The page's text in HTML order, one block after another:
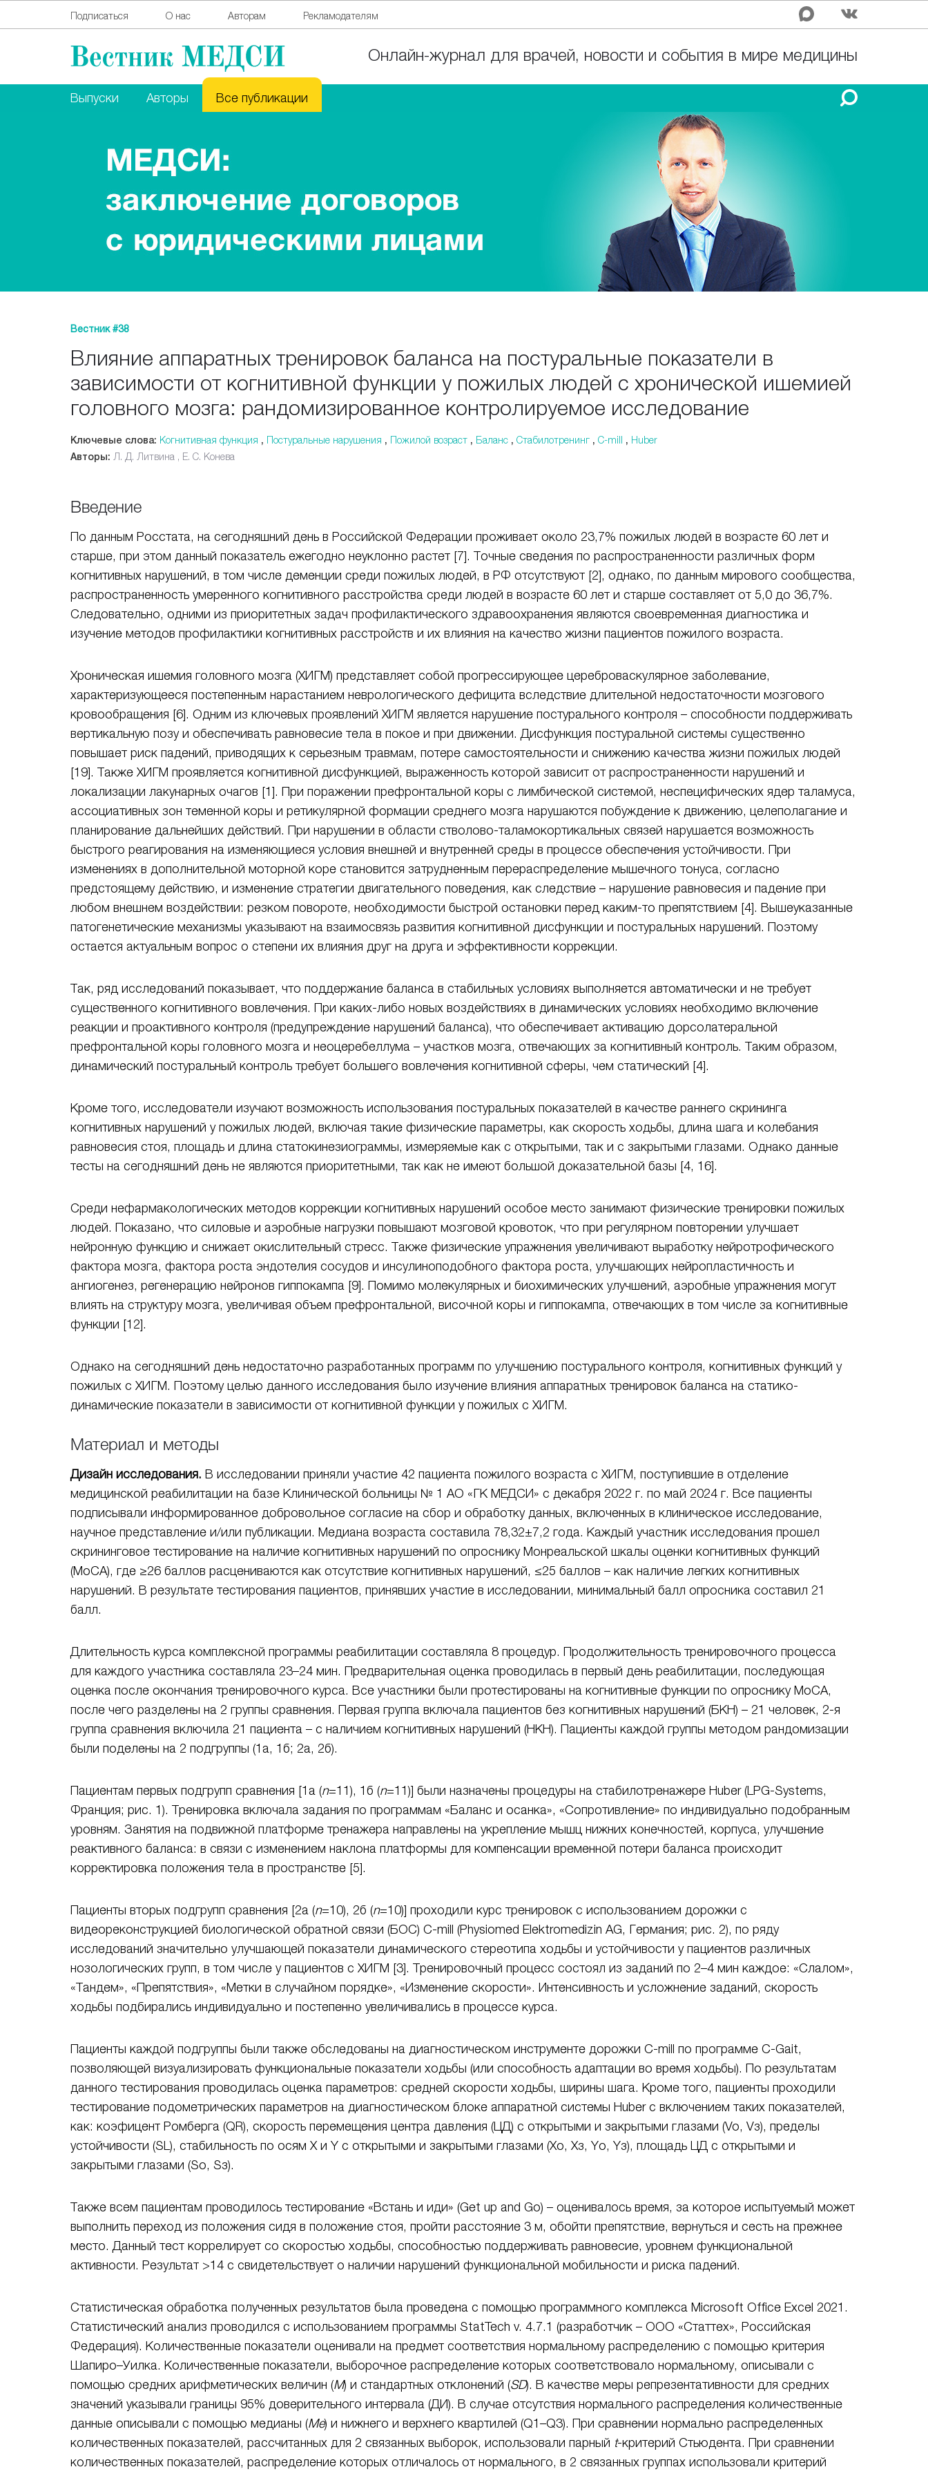
Подписаться О нас Авторам Рекламодателям
Онлайн-журнал для врачей, новости и события в мире медицины
Выпуски Авторы Все публикации
Вестник #38
Влияние аппаратных тренировок баланса на постуральные показатели в
зависимости от когнитивной функции у пожилых людей с хронической ишемией
головного мозга: рандомизированное контролируемое исследование
Ключевые слова: Когнитивная функция , Постуральные нарушения , Пожилой возраст , Баланс , Стабилотренинг , C-mill , Huber
Авторы: Л. Д. Литвина , Е. С. Конева
Введение
По данным Росстата, на сегодняшний день в Российской Федерации проживает около 23,7% пожилых людей в возрасте 60 лет и
старше, при этом данный показатель ежегодно неуклонно растет [7]. Точные сведения по распространенности различных форм
когнитивных нарушений, в том числе деменции среди пожилых людей, в РФ отсутствуют [2], однако, по данным мирового сообщества,
распространенность умеренного когнитивного расстройства среди людей в возрасте 60 лет и старше составляет от 5,0 до 36,7%.
Следовательно, одними из приоритетных задач профилактического здравоохранения являются своевременная диагностика и
изучение методов профилактики когнитивных расстройств и их влияния на качество жизни пациентов пожилого возраста.
Хроническая ишемия головного мозга (ХИГМ) представляет собой прогрессирующее цереброваскулярное заболевание,
характеризующееся постепенным нарастанием неврологического дефицита вследствие длительной недостаточности мозгового
кровообращения [6]. Одним из ключевых проявлений ХИГМ является нарушение постурального контроля – способности поддерживать
вертикальную позу и обеспечивать равновесие тела в покое и при движении. Дисфункция постуральной системы существенно
повышает риск падений, приводящих к серьезным травмам, потере самостоятельности и снижению качества жизни пожилых людей
[19]. Также ХИГМ проявляется когнитивной дисфункцией, выраженность которой зависит от распространенности нарушений и
локализации лакунарных очагов [1]. При поражении префронтальной коры с лимбической системой, неспецифических ядер таламуса,
ассоциативных зон теменной коры и ретикулярной формации среднего мозга нарушаются побуждение к движению, целеполагание и
планирование дальнейших действий. При нарушении в области стволово-таламокортикальных связей нарушается возможность
быстрого реагирования на изменяющиеся условия внешней и внутренней среды в процессе обеспечения устойчивости. При
изменениях в дополнительной моторной коре становится затрудненным перераспределение мышечного тонуса, согласно
предстоящему действию, и изменение стратегии двигательного поведения, как следствие – нарушение равновесия и падение при
любом внешнем воздействии: резком повороте, необходимости быстрой остановки перед каким-то препятствием [4]. Вышеуказанные
патогенетические механизмы указывают на взаимосвязь развития когнитивной дисфункции и постуральных нарушений. Поэтому
остается актуальным вопрос о степени их влияния друг на друга и эффективности коррекции.
Так, ряд исследований показывает, что поддержание баланса в стабильных условиях выполняется автоматически и не требует
существенного когнитивного вовлечения. При каких-либо новых воздействиях в динамических условиях необходимо включение
реакции и проактивного контроля (предупреждение нарушений баланса), что обеспечивает активацию дорсолатеральной
префронтальной коры головного мозга и неоцеребеллума – участков мозга, отвечающих за когнитивный контроль. Таким образом,
динамический постуральный контроль требует большего вовлечения когнитивной сферы, чем статический [4].
Кроме того, исследователи изучают возможность использования постуральных показателей в качестве раннего скрининга
когнитивных нарушений у пожилых людей, включая такие физические параметры, как скорость ходьбы, длина шага и колебания
равновесия стоя, площадь и длина статокинезиограммы, измеряемые как с открытыми, так и с закрытыми глазами. Однако данные
тесты на сегодняшний день не являются приоритетными, так как не имеют большой доказательной базы [4, 16].
Среди нефармакологических методов коррекции когнитивных нарушений особое место занимают физические тренировки пожилых
людей. Показано, что силовые и аэробные нагрузки повышают мозговой кровоток, что при регулярном повторении улучшает
нейронную функцию и снижает окислительный стресс. Также физические упражнения увеличивают выработку нейротрофического
фактора мозга, фактора роста эндотелия сосудов и инсулиноподобного фактора роста, улучшающих нейропластичность и
ангиогенез, регенерацию нейронов гиппокампа [9]. Помимо молекулярных и биохимических улучшений, аэробные упражнения могут
влиять на структуру мозга, увеличивая объем префронтальной, височной коры и гиппокампа, отвечающих в том числе за когнитивные
функции [12].
Однако на сегодняшний день недостаточно разработанных программ по улучшению постурального контроля, когнитивных функций у
пожилых с ХИГМ. Поэтому целью данного исследования было изучение влияния аппаратных тренировок баланса на статико-
динамические показатели в зависимости от когнитивной функции у пожилых с ХИГМ.
Материал и методы
Дизайн исследования. В исследовании приняли участие 42 пациента пожилого возраста с ХИГМ, поступившие в отделение
медицинской реабилитации на базе Клинической больницы № 1 АО «ГК МЕДСИ» с декабря 2022 г. по май 2024 г. Все пациенты
подписывали информированное добровольное согласие на сбор и обработку данных, включенных в клиническое исследование,
научное представление и/или публикации. Медиана возраста составила 78,32±7,2 года. Каждый участник исследования прошел
скрининговое тестирование на наличие когнитивных нарушений по опроснику Монреальской шкалы оценки когнитивных функций
(MoCA), где ≥26 баллов расцениваются как отсутствие когнитивных нарушений, ≤25 баллов – как наличие легких когнитивных
нарушений. В результате тестирования пациентов, принявших участие в исследовании, минимальный балл опросника составил 21
балл.
Длительность курса комплексной программы реабилитации составляла 8 процедур. Продолжительность тренировочного процесса
для каждого участника составляла 23–24 мин. Предварительная оценка проводилась в первый день реабилитации, последующая
оценка после окончания тренировочного курса. Все участники были протестированы на когнитивные функции по опроснику MoCA,
после чего разделены на 2 группы сравнения. Первая группа включала пациентов без когнитивных нарушений (БКН) – 21 человек, 2-я
группа сравнения включила 21 пациента – с наличием когнитивных нарушений (НКН). Пациенты каждой группы методом рандомизации
были поделены на 2 подгруппы (1а, 1б; 2а, 2б).
Пациентам первых подгрупп сравнения [1а (n=11), 1б (n=11)] были назначены процедуры на стабилотренажере Huber (LPG-Systems,
Франция; рис. 1). Тренировка включала задания по программам «Баланс и осанка», «Сопротивление» по индивидуально подобранным
уровням. Занятия на подвижной платформе тренажера направлены на укрепление мышц нижних конечностей, корпуса, улучшение
реактивного баланса: в связи с изменением наклона платформы для компенсации временной потери баланса происходит
корректировка положения тела в пространстве [5].
Пациенты вторых подгрупп сравнения [2а (n=10), 2б (n=10)] проходили курс тренировок с использованием дорожки с
видеореконструкцией биологической обратной связи (БОС) C-mill (Physiomed Elektromedizin AG, Германия; рис. 2), по ряду
исследований значительно улучшающей показатели динамического стереотипа ходьбы и устойчивости у пациентов различных
нозологических групп, в том числе у пациентов с ХИГМ [3]. Тренировочный процесс состоял из заданий по 2–4 мин каждое: «Слалом»,
«Тандем», «Препятствия», «Метки в случайном порядке», «Изменение скорости». Интенсивность и усложнение заданий, скорость
ходьбы подбирались индивидуально и постепенно увеличивались в процессе курса.
Пациенты каждой подгруппы были также обследованы на диагностическом инструменте дорожки C-mill по программе C-Gait,
позволяющей визуализировать функциональные показатели ходьбы (или способность адаптации во время ходьбы). По результатам
данного тестирования проводилась оценка параметров: средней скорости ходьбы, ширины шага. Кроме того, пациенты проходили
тестирование подометрических параметров на диагностическом блоке аппаратной системы Huber с включением таких показателей,
как: коэфицент Ромберга (QR), скорость перемещения центра давления (ЦД) с открытыми и закрытыми глазами (Vo, Vз), пределы
устойчивости (SL), стабильность по осям X и Y с открытыми и закрытыми глазами (Xо, Xз, Yо, Yз), площадь ЦД с открытыми и
закрытыми глазами (Sо, Sз).
Также всем пациентам проводилось тестирование «Встань и иди» (Get up and Go) – оценивалось время, за которое испытуемый может
выполнить переход из положения сидя в положение стоя, пройти расстояние 3 м, обойти препятствие, вернуться и сесть на прежнее
место. Данный тест коррелирует со скоростью ходьбы, способностью поддерживать равновесие, уровнем функциональной
активности. Результат >14 с свидетельствует о наличии нарушений функциональной мобильности и риска падений.
Статистическая обработка полученных результатов была проведена с помощью программного комплекса Microsoft Office Excel 2021.
Статистический анализ проводился с использованием программы StatTech v. 4.7.1 (разработчик – ООО «Статтех», Российская
Федерация). Количественные показатели оценивали на предмет соответствия нормальному распределению с помощью критерия
Шапиро–Уилка. Количественные показатели, выборочное распределение которых соответствовало нормальному, описывали с
помощью средних арифметических величин (M) и стандартных отклонений (SD). В качестве меры репрезентативности для средних
значений указывали границы 95% доверительного интервала (ДИ). В случае отсутствия нормального распределения количественные
данные описывали с помощью медианы (Me) и нижнего и верхнего квартилей (Q1–Q3). При сравнении нормально распределенных
количественных показателей, рассчитанных для 2 связанных выборок, использовали парный t-критерий Стьюдента. При сравнении
количественных показателей, распределение которых отличалось от нормального, в 2 связанных группах использовали критерий